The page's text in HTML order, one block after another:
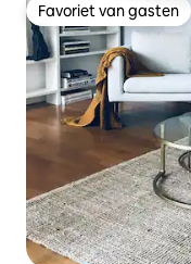
Favoriet van gasten
Favoriet van gasten